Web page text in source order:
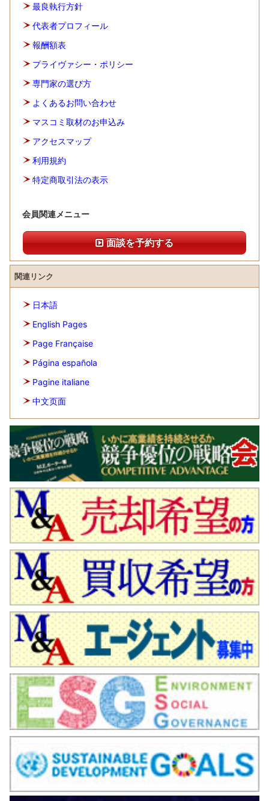
最良執行方針
代表者プロフィール
報酬額表
プライヴァシー・ポリシー
専門家の選び方
よくあるお問い合わせ
マスコミ取材のお申込み
アクセスマップ
利用規約
特定商取引法の表示
会員関連メニュー
面談を予約する
関連リンク
日本語
English Pages
Page Française
Página española
Pagine italiane
中文页面